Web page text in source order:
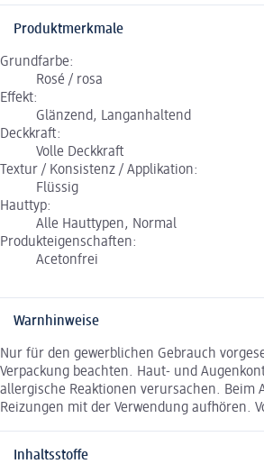
Produktmerkmale
Grundfarbe:
Rosé / rosa
Effekt:
Glänzend, Langanhaltend
Deckkraft:
Volle Deckkraft
Textur / Konsistenz / Applikation:
Flüssig
Hauttyp:
Alle Hauttypen, Normal
Produkteigenschaften:
Acetonfrei
Warnhinweise
Nur für den gewerblichen Gebrauch
Verpackung beachten. Haut- und
allergische Reaktionen verursachen. Beim
Reizungen mit der Verwendung aufhören.
Inhaltsstoffe